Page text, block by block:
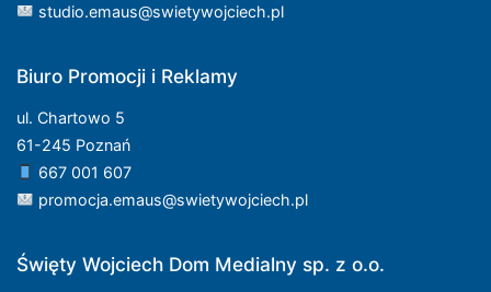
studio.emaus@swietywojciech.pl
Biuro Promocji i Reklamy
ul. Chartowo 5
61-245 Poznań
667 001 607
promocja.emaus@swietywojciech.pl
Święty Wojciech Dom Medialny sp. z o.o.